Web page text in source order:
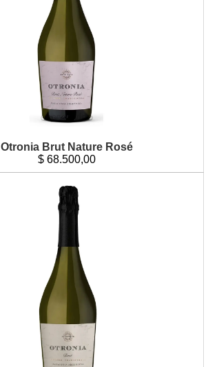
Otronia Brut Nature Rosé
$ 68.500,00